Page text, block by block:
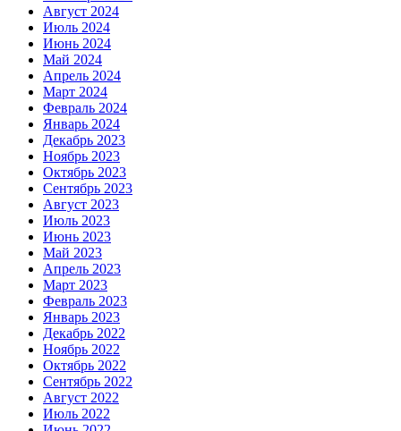
Август 2024
Июль 2024
Июнь 2024
Май 2024
Апрель 2024
Март 2024
Февраль 2024
Январь 2024
Декабрь 2023
Ноябрь 2023
Октябрь 2023
Сентябрь 2023
Август 2023
Июль 2023
Июнь 2023
Май 2023
Апрель 2023
Март 2023
Февраль 2023
Январь 2023
Декабрь 2022
Ноябрь 2022
Октябрь 2022
Сентябрь 2022
Август 2022
Июль 2022